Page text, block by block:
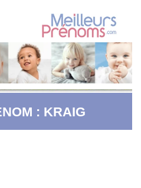
: KRAIG